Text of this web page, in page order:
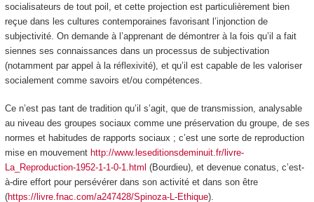
socialisateurs de tout poil, et cette projection est particulièrement bien
reçue dans les cultures contemporaines favorisant l’injonction de
subjectivité. On demande à l’apprenant de démontrer à la fois qu’il a fait
siennes ses connaissances dans un processus de subjectivation
(notamment par appel à la réflexivité), et qu’il est capable de les valoriser
socialementcomme savoirs et/ou compétences.
Ce n’est pas tant de tradition qu’il s’agit, que de transmission, analysable
au niveau des groupes sociaux comme une préservation du groupe, de ses
normes et habitudes de rapports sociaux ; c’est une sorte de reproduction
mise en mouvement http://www.leseditionsdeminuit.fr/livre-
La_Reproduction-1952-1-1-0-1.html (Bourdieu), et devenue conatus, c’est-
à-dire effort pour persévérer dans son activité et dans son être
(https://livre.fnac.com/a247428/Spinoza-L-Ethique).